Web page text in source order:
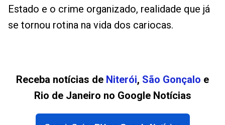
Estado e o crime organizado, realidade que já
se tornou rotina na vida dos cariocas.
Receba notícias de Niterói, São Gonçalo e
Rio de Janeiro no Google Notícias